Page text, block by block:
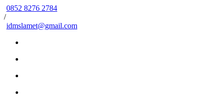
0852 8276 2784
/
idmslamet@gmail.com